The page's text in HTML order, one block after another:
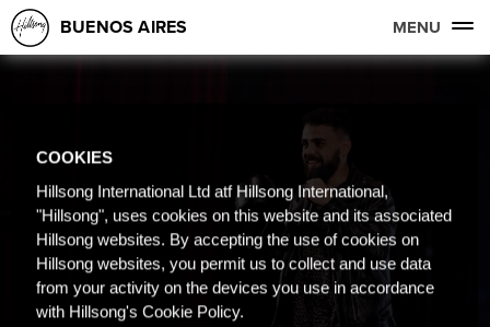
BUENOS AIRES MENU
COOKIES
Hillsong International Ltd atf Hillsong International,
"Hillsong", uses cookies on this website and its associated
Hillsong websites. By accepting the use of cookies on
Hillsong websites, you permit us to collect and use data
from your activity on the devices you use in accordance
with Hillsong's Cookie Policy.